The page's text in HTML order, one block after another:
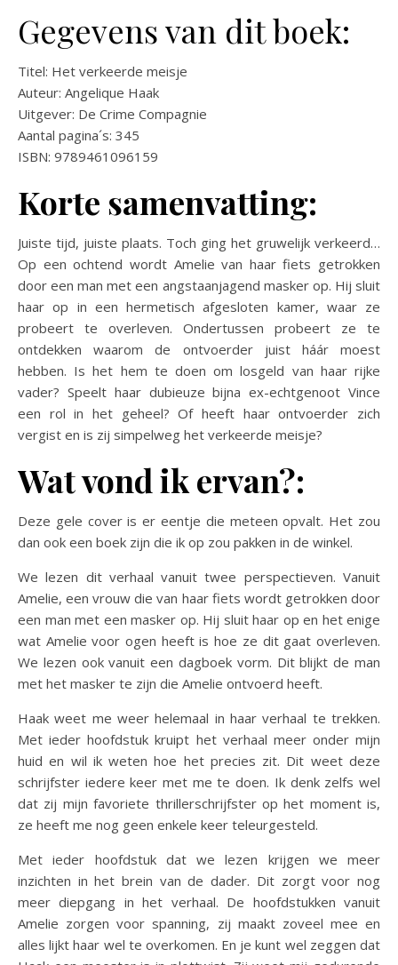
Gegevens van dit boek:
Titel: Het verkeerde meisje
Auteur: Angelique Haak
Uitgever: De Crime Compagnie
Aantal pagina´s: 345
ISBN: 9789461096159
Korte samenvatting:
Juiste tijd, juiste plaats. Toch ging het gruwelijk verkeerd…
Op een ochtend wordt Amelie van haar fiets getrokken
door een man met een angstaanjagend masker op. Hij sluit
haar op in een hermetisch afgesloten kamer, waar ze
probeert te overleven. Ondertussen probeert ze te
ontdekken waarom de ontvoerder juist háár moest
hebben. Is het hem te doen om losgeld van haar rijke
vader? Speelt haar dubieuze bijna ex-echtgenoot Vince
een rol in het geheel? Of heeft haar ontvoerder zich
vergist en is zij simpelweg het verkeerde meisje?
Wat vond ik ervan?:
Deze gele cover is er eentje die meteen opvalt. Het zou
dan ook een boek zijn die ik op zou pakken in de winkel.
We lezen dit verhaal vanuit twee perspectieven. Vanuit
Amelie, een vrouw die van haar fiets wordt getrokken door
een man met een masker op. Hij sluit haar op en het enige
wat Amelie voor ogen heeft is hoe ze dit gaat overleven.
We lezen ook vanuit een dagboek vorm. Dit blijkt de man
met het masker te zijn die Amelie ontvoerd heeft.
Haak weet me weer helemaal in haar verhaal te trekken.
Met ieder hoofdstuk kruipt het verhaal meer onder mijn
huid en wil ik weten hoe het precies zit. Dit weet deze
schrijfster iedere keer met me te doen. Ik denk zelfs wel
dat zij mijn favoriete thrillerschrijfster op het moment is,
ze heeft me nog geen enkele keer teleurgesteld.
Met ieder hoofdstuk dat we lezen krijgen we meer
inzichten in het brein van de dader. Dit zorgt voor nog
meer diepgang in het verhaal. De hoofdstukken vanuit
Amelie zorgen voor spanning, zij maakt zoveel mee en
alles lijkt haar wel te overkomen. En je kunt wel zeggen dat